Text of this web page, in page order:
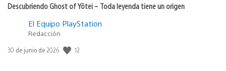
Descubriendo Ghost of Yōtei – Toda leyenda tiene un origen
El Equipo PlayStation
Redacción
Fecha
30 de junio de 2026 12